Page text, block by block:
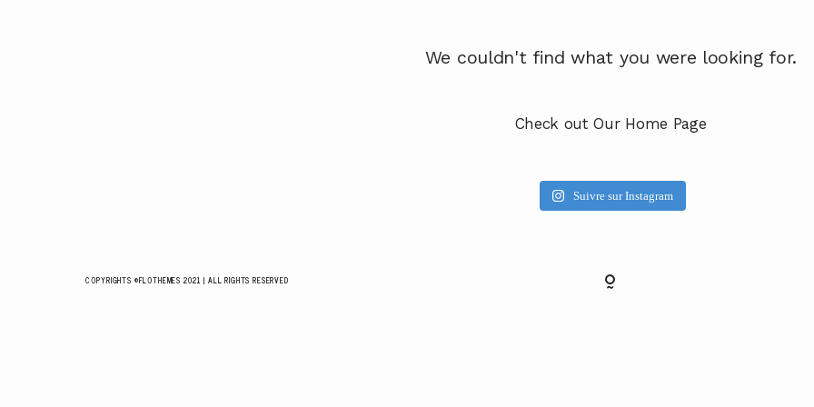
We couldn't find what you were looking for.
Check out Our Home Page
Suivre sur Instagram
COPYRIGHTS ©FLOTHEMES 2021 | ALL RIGHTS RESERVED